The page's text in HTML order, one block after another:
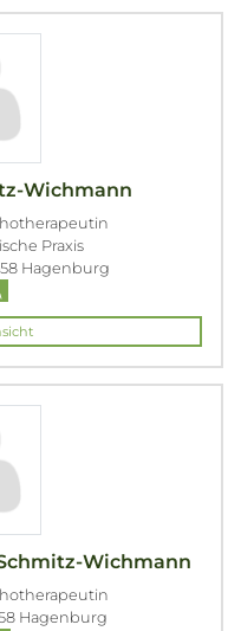
Wichmann
Praxis
Hagenburg
Wichmann
Hagenburg